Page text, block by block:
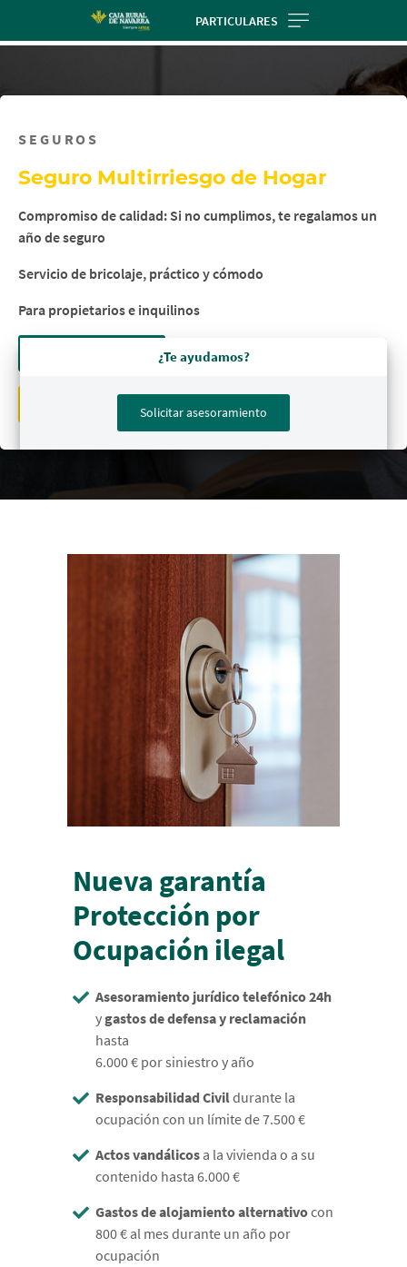
PARTICULARES
SEGUROS
Seguro Multirriesgo de Hogar
Compromiso de calidad: Si no cumplimos, te regalamos un
año de seguro
Servicio de bricolaje, práctico y cómodo
Para propietarios e inquilinos
Contratar en Ruralvía
¿Te ayudamos?
Solicitar asesoramiento
Nueva garantía
Protección por
Ocupación ilegal
Asesoramiento jurídico telefónico 24h
ygastos de defensa y reclamación
hasta
6.000 € por siniestro y año
Responsabilidad Civildurante la
ocupación con un límite de 7.500 €
Actos vandálicos a la vivienda o a su
contenido hasta 6.000 €
Gastos de alojamiento alternativocon
800 € al mes durante un año por
ocupación